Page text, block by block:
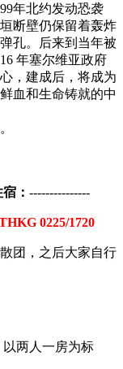
年北约发动恐袭
断壁仍保留着轰炸
孔。后来到当年被
年塞尔维亚政府
，建成后，将成为
血和生命铸就的中
： ---------------
0225/1720
团，之后大家自行
两人一房为标